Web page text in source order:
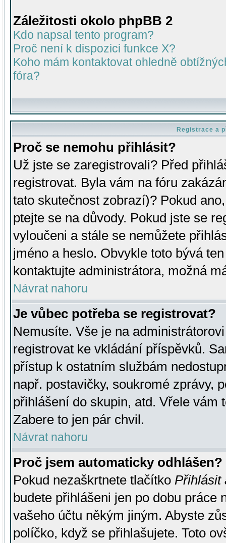
Záležitosti okolo phpBB 2
Kdo napsal tento program?
Proč není k dispozici funkce X?
Koho mám kontaktovat ohledně
fóra?
Registrace a
Proč se nemohu přihlásit?
Už jste se zaregistrovali? Před
registrovat. Byla vám na fóru
tato skutečnost zobrazí)? Pokud
ptejte se na důvody. Pokud jste se
vyloučeni a stále se nemůžete
jméno a heslo. Obvykle toto bývá
kontaktujte administrátora, možná
Návrat nahoru
Je vůbec potřeba se registrovat?
Nemusíte. Vše je na
registrovat ke vkládání příspěvků.
přístup k ostatním službám
např. postavičky, soukromé zprávy,
přihlášení do skupin, atd. Vřele vám
Zabere to jen pár chvil.
Návrat nahoru
Proč jsem automaticky odhlášen?
Pokud nezaškrtnete tlačítko Přihlásit
budete přihlášeni jen po dobu práce
vašeho účtu někým jiným. Abyste
políčko, když se přihlašujete. Toto